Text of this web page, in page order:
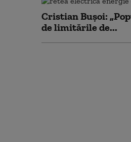
Cristian Bușoi:
de limitările de...